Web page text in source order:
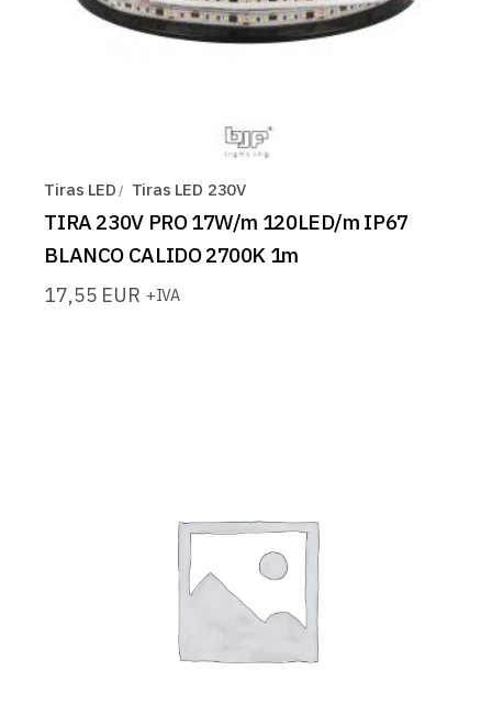
Tiras LED Tiras LED 230V
TIRA 230V PRO 17W/m 120LED/m IP67
BLANCO CALIDO 2700K 1m
17,55 EUR +IVA